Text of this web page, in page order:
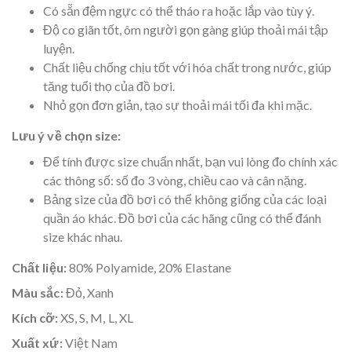
Có sẵn đệm ngực có thể tháo ra hoặc lắp vào tùy ý.
Độ co giãn tốt, ôm người gọn gàng giúp thoải mái tập
luyện.
Chất liệu chống chịu tốt với hóa chất trong nước, giúp
tăng tuổi thọ của đồ bơi.
Nhỏ gọn đơn giản, tạo sự thoải mái tối đa khi mặc.
Lưu ý về chọn size:
Để tính được size chuẩn nhất, bạn vui lòng đo chính xác
các thông số: số đo 3 vòng, chiều cao và cân nặng.
Bảng size của đồ bơi có thể không giống của các loại
quần áo khác. Đồ bơi của các hãng cũng có thể đánh
size khác nhau.
Chất liệu:80% Polyamide, 20% Elastane
Màu sắc:Đỏ, Xanh
Kích cỡ:XS, S, M, L, XL
Xuất xứ:Việt Nam